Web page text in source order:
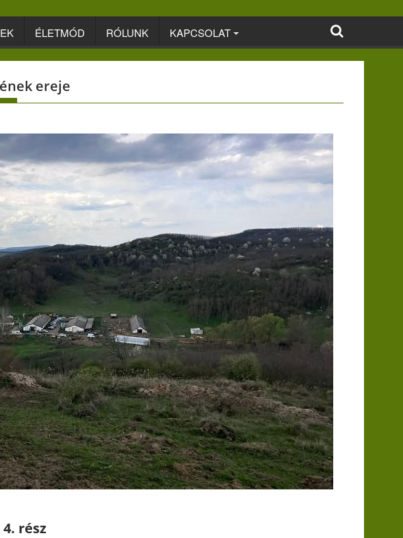
ÉLETMÓD RÓLUNK KAPCSOLAT
ereje
rész